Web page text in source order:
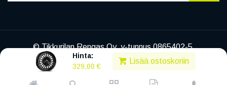
Hinta:
329,00 €
Lisää ostoskoriin
© Tikkurilan Rengas Oy, y-tunnus 0865402-5
|Tietosuojaseloste